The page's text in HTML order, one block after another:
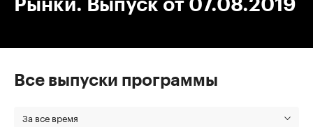
Рынки. Выпуск от 07.08.2019
Все выпуски программы
За все время